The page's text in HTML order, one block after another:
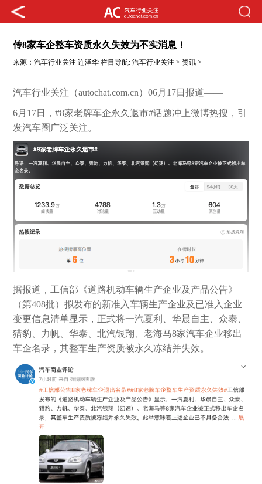
传8家车企整车资质永久失效为不实消息！
来源：汽车行业关注 连泽华 栏目导航:汽车行业关注 > 资讯 >
汽车行业关注（autochat.com.cn）06月17日报道——
6月17日，#8家老牌车企永久退市#话题冲上微博热搜，引
发汽车圈广泛关注。
据报道，工信部《道路机动车辆生产企业及产品公告》
（第408批）拟发布的新准入车辆生产企业及已准入企业
变更信息清单显示，正式将一汽夏利、华晨自主、众泰、
猎豹、力帆、华泰、北汽银翔、老海马8家汽车企业移出
车企名录，其整车生产资质被‌永久冻结并失效‌。